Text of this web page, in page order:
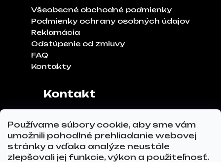
Používame súbory cookie, aby sme vám
umožnili pohodlné prehliadanie webovej
stránky a vďaka analýze neustále
zlepšovali jej funkcie, výkon a použiteľnosť.
Všeobecné obchodné podmienky
Podmienky ochrany osobných údajov
Reklamácia
Odstúpenie od zmluvy
FAQ
Kontakty
Kontakt
Hviezdoslavov
Tel.č.:0911 271 302
Email:info@glovez.sk